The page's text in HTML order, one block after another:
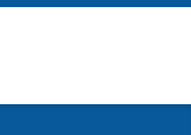
del Veneto